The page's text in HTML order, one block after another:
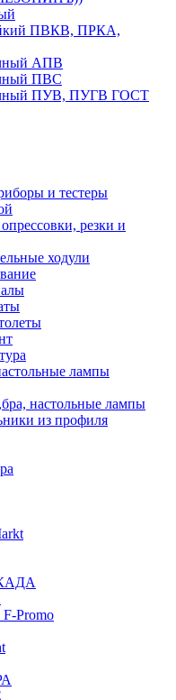
ПВКВ, ПРКА,
АПВ
ПВС
ПУВ, ПУГВ ГОСТ
и тестеры
резки и
ходули
лампы
настольные лампы
из профиля
Promo